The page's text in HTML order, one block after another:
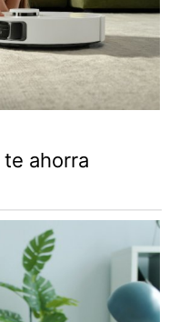
ahorra